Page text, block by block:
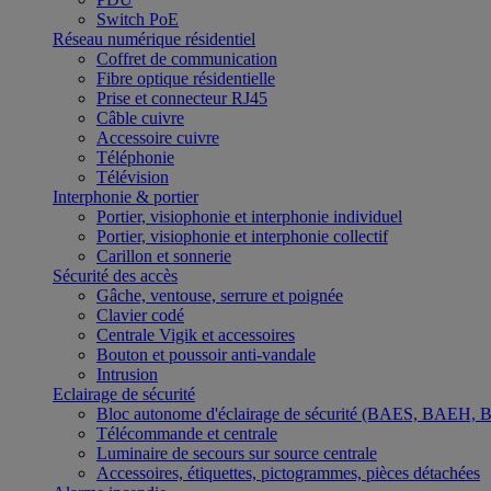
Switch PoE
Réseau numérique résidentiel
Coffret de communication
Fibre optique résidentielle
Prise et connecteur RJ45
Câble cuivre
Accessoire cuivre
Téléphonie
Télévision
Interphonie & portier
Portier, visiophonie et interphonie individuel
Portier, visiophonie et interphonie collectif
Carillon et sonnerie
Sécurité des accès
Gâche, ventouse, serrure et poignée
Clavier codé
Centrale Vigik et accessoires
Bouton et poussoir anti-vandale
Intrusion
Eclairage de sécurité
Bloc autonome d'éclairage de sécurité (BAES,
Télécommande et centrale
Luminaire de secours sur source centrale
Accessoires, étiquettes, pictogrammes, pièces détachées